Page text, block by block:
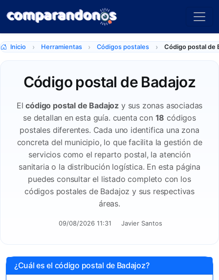
Inicio Herramientas Códigos postales Código postal de
Código postal de Badajoz
Elcódigo postal de Badajoz y sus zonas asociadas
se detallan en esta guía. cuenta con 18 códigos
postales diferentes. Cada uno identifica una zona
concreta del municipio, lo que facilita la gestión de
servicios como el reparto postal, la atención
sanitaria o la distribución logística. En esta página
puedes consultar el listado completo con los
códigos postales de Badajoz y sus respectivas
áreas.
09/08/2026 11:31 Javier Santos
¿Cuál es el código postal de Badajoz?